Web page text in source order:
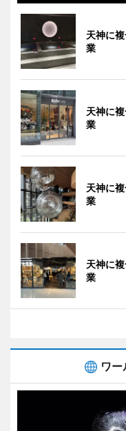
天神に
業
天神に
業
天神に
業
天神に
業
ワ